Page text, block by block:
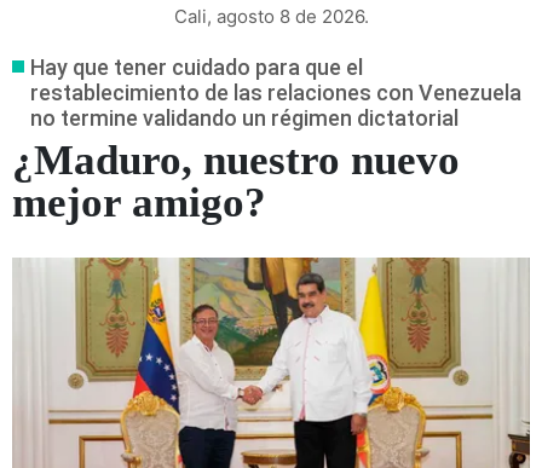
Cali, agosto 8 de 2026.
Hay que tener cuidado para que el
restablecimiento de las relaciones con Venezuela
no termine validando un régimen dictatorial
¿Maduro, nuestro nuevo
mejor amigo?